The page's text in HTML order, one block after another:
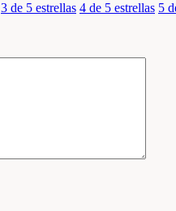
3 de 5 estrellas 4 de 5 estrellas 5